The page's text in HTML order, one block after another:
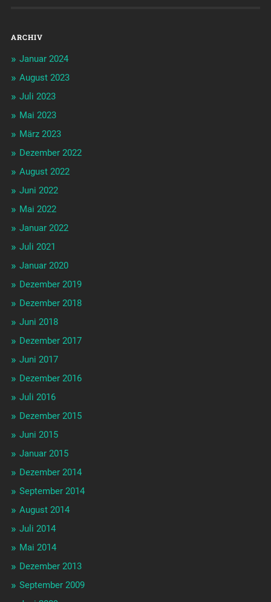
ARCHIV
Januar 2024
August 2023
Juli 2023
Mai 2023
März 2023
Dezember 2022
August 2022
Juni 2022
Mai 2022
Januar 2022
Juli 2021
Januar 2020
Dezember 2019
Dezember 2018
Juni 2018
Dezember 2017
Juni 2017
Dezember 2016
Juli 2016
Dezember 2015
Juni 2015
Januar 2015
Dezember 2014
September 2014
August 2014
Juli 2014
Mai 2014
Dezember 2013
September 2009